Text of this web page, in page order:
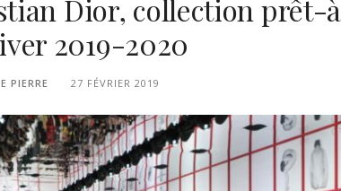
Dior, collection prêt-
2019-2020
PIERRE 27 FÉVRIER 2019